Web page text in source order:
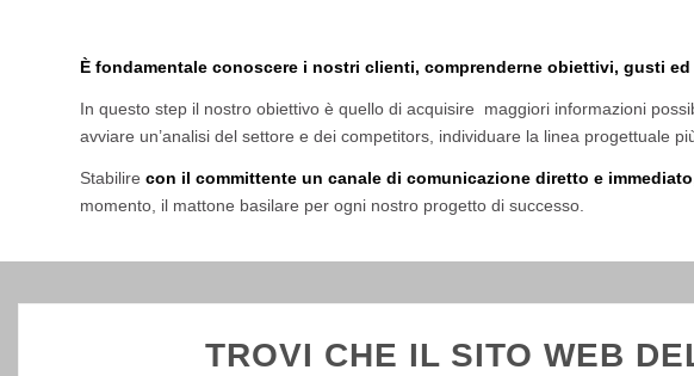
È fondamentale conoscere i nostri clienti, comprenderne obiettivi, gusti ed
In questo step il nostro obiettivo è quello di acquisire maggiori informazioni
avviare un’analisi del settore e dei competitors, individuare la linea progettuale
Stabilire con il committente un canale di comunicazione diretto e immediato
momento, il mattone basilare per ogni nostro progetto di successo.
TROVI CHE IL SITO WEB